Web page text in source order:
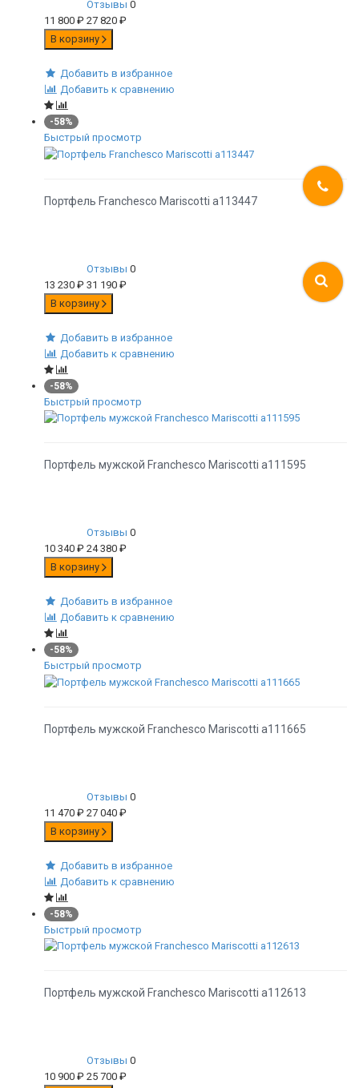
Отзывы 0
11 800 ₽ 27 820 ₽
В корзину
Добавить в избранное
Добавить к сравнению
-58%
Быстрый просмотр
Портфель Franchesco Mariscotti а113447
Отзывы 0
13 230 ₽ 31 190 ₽
В корзину
Добавить в избранное
Добавить к сравнению
-58%
Быстрый просмотр
Портфель мужской Franchesco Mariscotti а111595
Отзывы 0
10 340 ₽ 24 380 ₽
В корзину
Добавить в избранное
Добавить к сравнению
-58%
Быстрый просмотр
Портфель мужской Franchesco Mariscotti а111665
Отзывы 0
11 470 ₽ 27 040 ₽
В корзину
Добавить в избранное
Добавить к сравнению
-58%
Быстрый просмотр
Портфель мужской Franchesco Mariscotti а112613
Отзывы 0
10 900 ₽ 25 700 ₽